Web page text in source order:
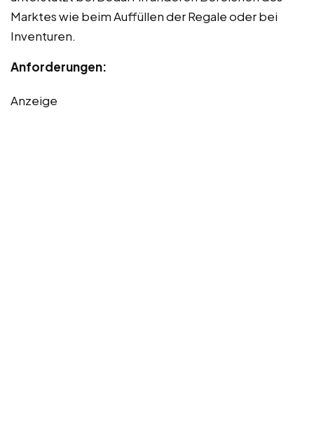
Marktes wie beim Auffüllen der Regale oder bei
Inventuren.
Anforderungen:
Anzeige